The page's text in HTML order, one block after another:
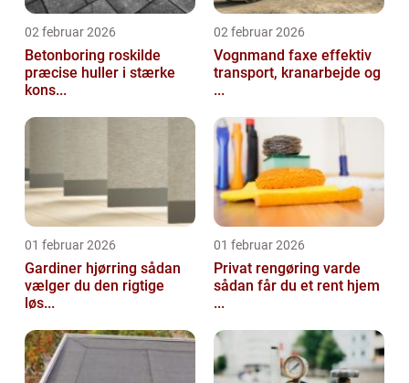
02 februar 2026
Betonboring roskilde
præcise huller i stærke
kons...
02 februar 2026
Vognmand faxe effektiv
transport, kranarbejde og
...
01 februar 2026
Gardiner hjørring sådan
vælger du den rigtige
løs...
01 februar 2026
Privat rengøring varde
sådan får du et rent hjem
...